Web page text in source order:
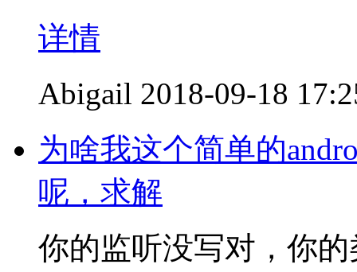
详情
Abigail 2018-09-18
为啥我这个简单的
呢，求解
你的监听没写对，你